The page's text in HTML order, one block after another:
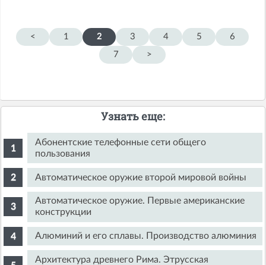
< 1 2 3 4 5
6
7
>
Узнать еще:
Абонентские телефонные сети общего
пользования
Автоматическое оружие второй мировой войны
Автоматическое оружие. Первые американские
конструкции
Алюминий и его сплавы. Производство алюминия
Архитектура древнего Рима. Этрусская